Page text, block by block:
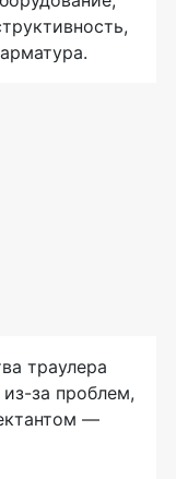
траулера
из-за проблем,
—